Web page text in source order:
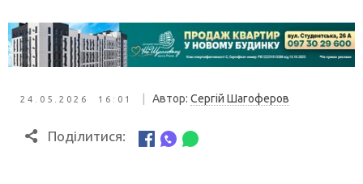
24.05.2026 16:01 Автор: Сергій Шагоферов
Поділитися: